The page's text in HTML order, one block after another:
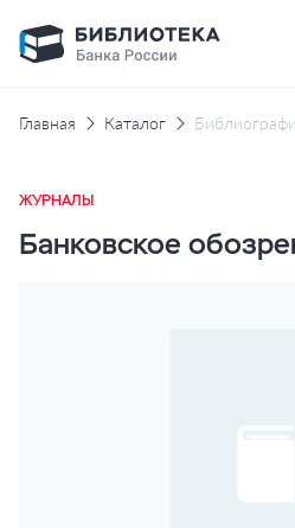
Главная Каталог
ЖУРНАЛЫ
Банковское